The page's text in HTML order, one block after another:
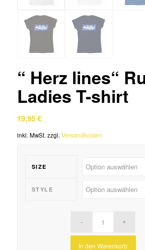
“ Herz lines“
Ladies T-shirt
19,95€
inkl. MwSt. zzgl. Versandkosten
SIZE
STYLE
In den Warenkorb